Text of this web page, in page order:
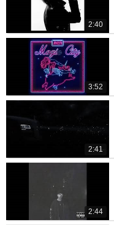
2:40
3:52
2:41
2:44